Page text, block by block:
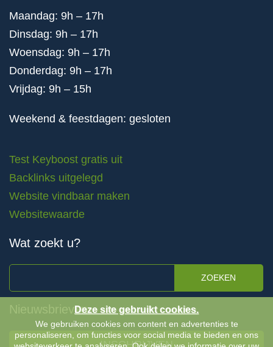
Maandag: 9h – 17h
Dinsdag: 9h – 17h
Woensdag: 9h – 17h
Donderdag: 9h – 17h
Vrijdag: 9h – 15h
Weekend & feestdagen: gesloten
Test Keyboost gratis uit
Backlinks uitgelegd
Website vindbaar maken
Websitewaarde
Wat zoekt u?
ZOEKEN
NieuwsbrievenDeze site gebruikt cookies.
We gebruiken cookies om content en advertenties te
personaliseren, om functies voor social media te bieden en ons